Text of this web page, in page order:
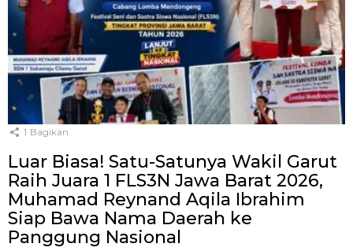
1 Bagikan
Luar Biasa! Satu-Satunya Wakil Garut
Raih Juara 1 FLS3N Jawa Barat 2026,
Muhamad Reynand Aqila Ibrahim
Siap Bawa Nama Daerah ke
Panggung Nasional